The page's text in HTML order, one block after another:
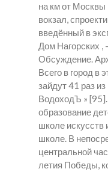
на км от
вокзал,
введённый в
Дом Нагорских ,
Обсуждение.
Всего в город в
зайдут 41 раз
ВодоходЪ »
образование
школе искусств
школе. В
центральной
летия Победы,